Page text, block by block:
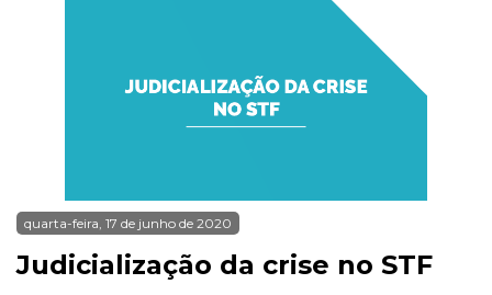
quarta-feira, 17 de junho de 2020
Judicialização da crise no STF